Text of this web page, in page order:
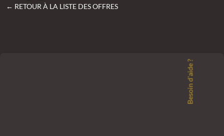
← RETOUR À LA LISTE DES OFFRES
Besoin d'aide ?